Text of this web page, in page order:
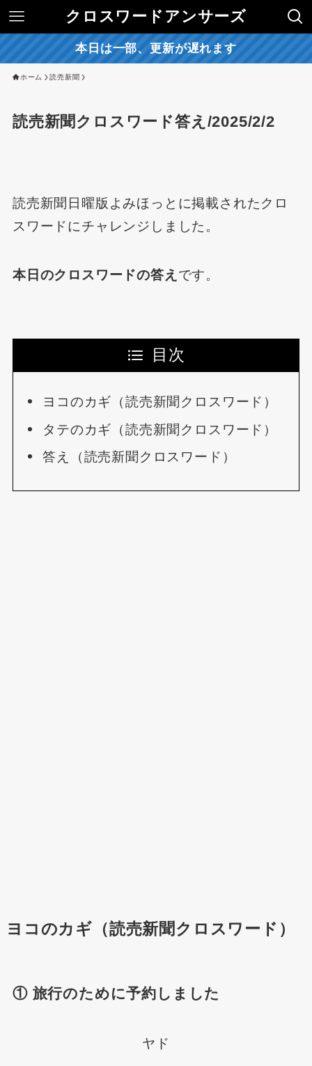
クロスワードアンサーズ
本日は一部、更新が遅れます
ホーム 読売新聞
読売新聞クロスワード答え/2025/2/2
読売新聞日曜版よみほっとに掲載されたクロ
スワードにチャレンジしました。
本日のクロスワードの答え です。
目次
ヨコのカギ（読売新聞クロスワード）
タテのカギ（読売新聞クロスワード）
答え（読売新聞クロスワード）
ヨコのカギ（読売新聞クロスワード）
① 旅行のために予約しました
ヤド